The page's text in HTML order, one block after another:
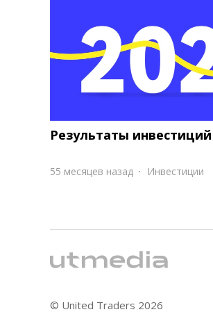
Результаты инвестиций
55 месяцев назад Инвестиции
© United Traders 2026